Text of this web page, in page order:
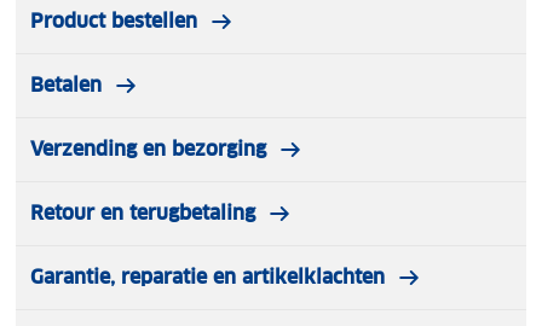
Product bestellen
Betalen
Verzending en bezorging
Retour en terugbetaling
Garantie, reparatie en artikelklachten